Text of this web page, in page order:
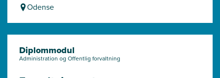
Odense
Diplommodul
Administration og Offentlig forvaltning